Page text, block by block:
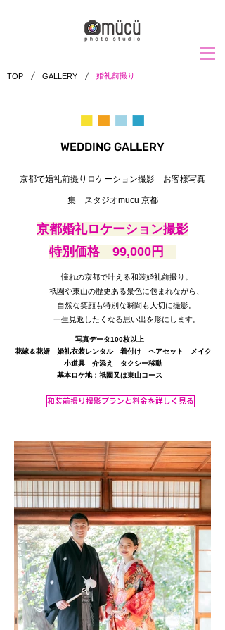
TOP / GALLERY / 婚礼前撮り
​WEDDING GALLERY
京都で婚礼前撮りロケーション撮影 お客様写真
集 スタジオmucu 京都
京都婚礼ロケーション撮影
特別価格 99,000円
憧れの京都で叶える和装婚礼前撮り。
祇園や東山の歴史ある景色に包まれながら、
自然な笑顔も特別な瞬間も大切に撮影。
一生見返したくなる思い出を形にします。
写真データ100枚以上
花嫁＆花婿 婚礼衣装レンタル 着付け ヘアセット メイク
小道具 介添え タクシー移動
基本ロケ地：祇園又は東山コース
和装前撮り撮影プランと料金を詳しく見る